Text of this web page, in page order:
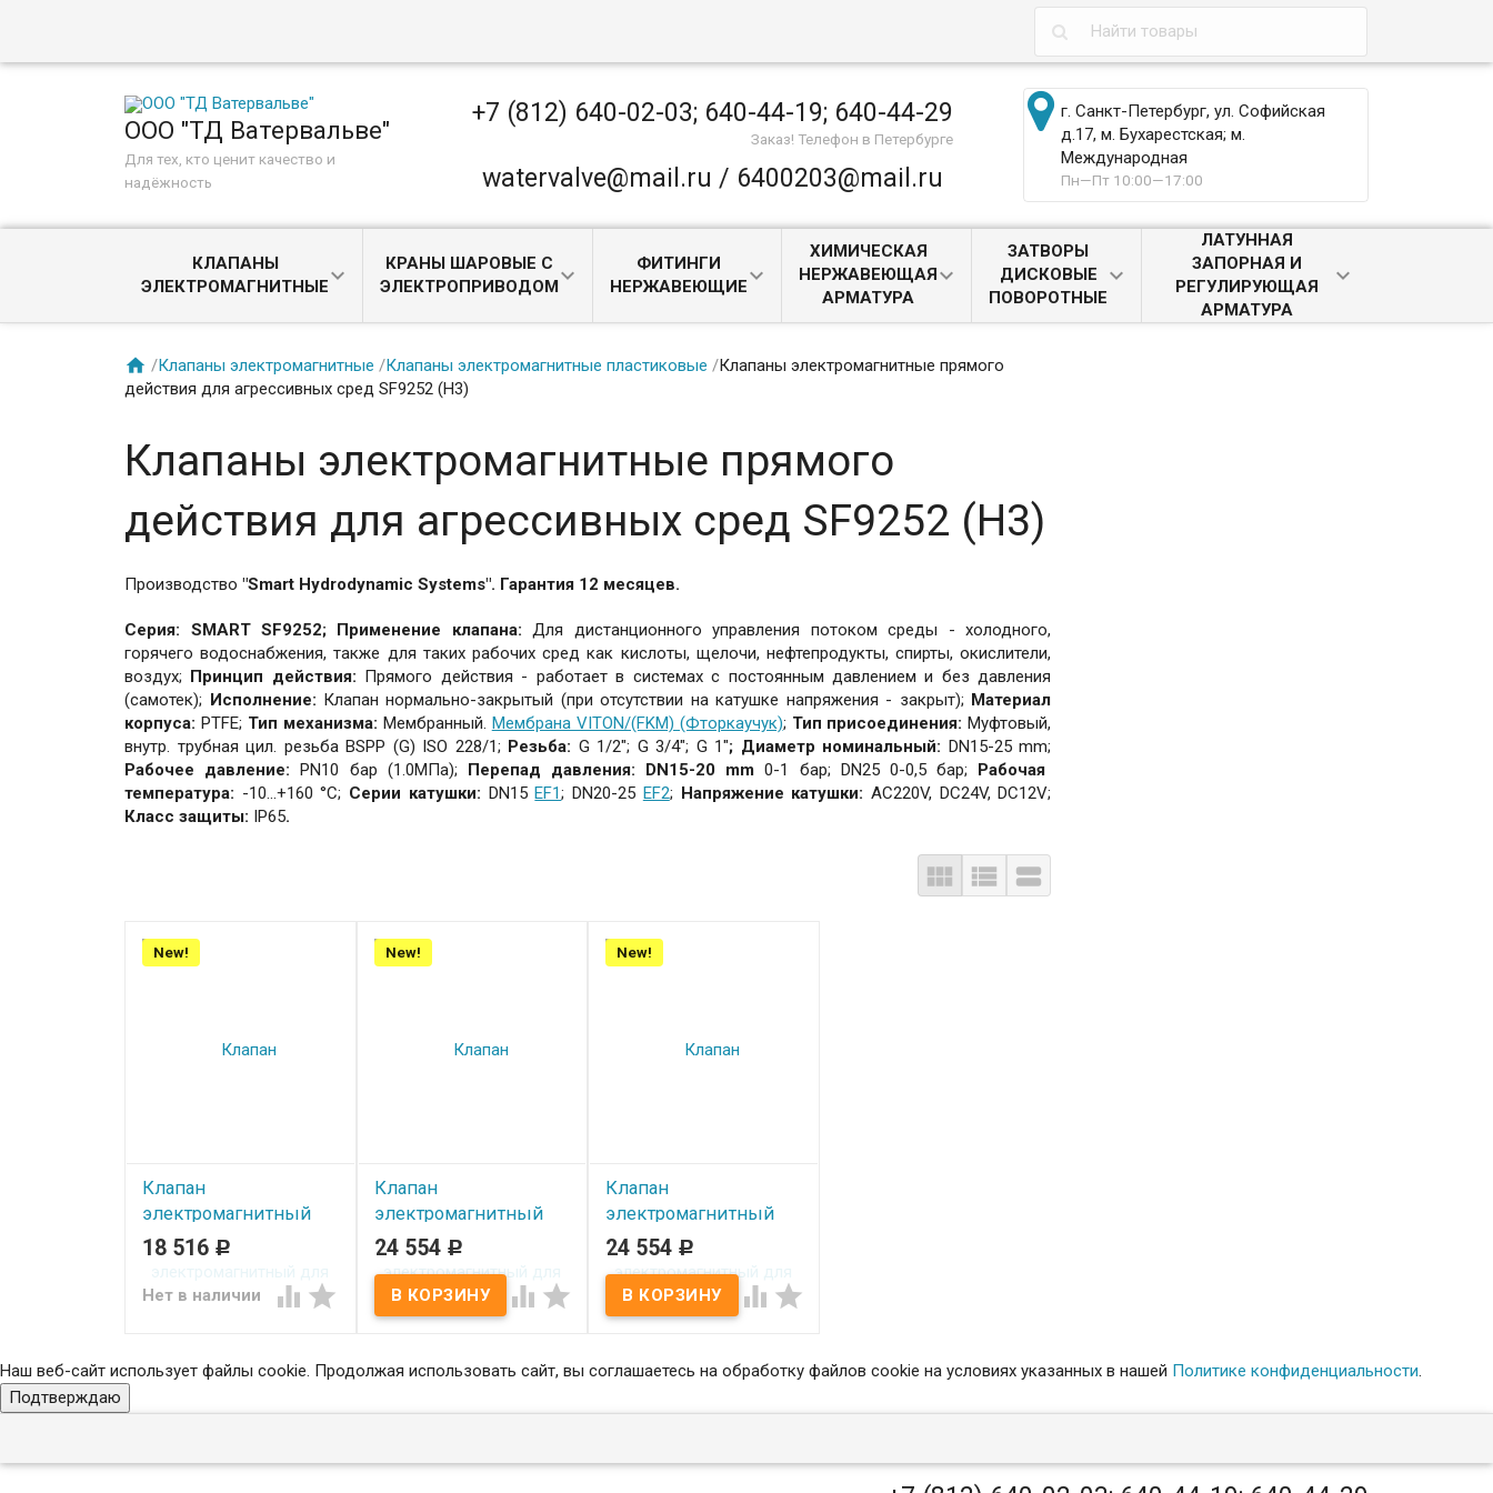
ООО "ТД Ватервальве"
Для тех, кто ценит качество и
надёжность
+7 (812) 640-02-03; 640-44-19; 640-44-29
Заказ! Телефон в Петербурге
watervalve@mail.ru / 6400203@mail.ru
г. Санкт-Петербург, ул. Софийская
д.17, м. Бухарестская; м.
Международная
Пн—Пт 10:00—17:00
КЛАПАНЫ
ЭЛЕКТРОМАГНИТНЫЕ
КРАНЫ ШАРОВЫЕ С
ЭЛЕКТРОПРИВОДОМ
ФИТИНГИ
НЕРЖАВЕЮЩИЕ
ХИМИЧЕСКАЯ
НЕРЖАВЕЮЩАЯ
АРМАТУРА
ЗАТВОРЫ
ДИСКОВЫЕ
ПОВОРОТНЫЕ
ЛАТУННАЯ
ЗАПОРНАЯ И
РЕГУЛИРУЮЩАЯ
АРМАТУРА
 /Клапаны электромагнитные /Клапаны электромагнитные пластиковые /Клапаны электромагнитные прямого
действия для агрессивных сред SF9252 (H3)
Клапаны электромагнитные прямого
действия для агрессивных сред SF9252 (H3)
Производство"Smart Hydrodynamic Systems". Гарантия 12 месяцев.
Серия: SMART SF9252; Применение клапана:Для дистанционного управления потоком среды - холодного,
горячего водоснабжения, также для таких рабочих сред как кислоты, щелочи, нефтепродукты, спирты, окислители,
воздух; Принцип действия: Прямого действия - работает в системах с постоянным давлением и без давления
(самотек); Исполнение: Клапан нормально-закрытый (при отсутствии на катушке напряжения - закрыт); Материал
корпуса: PTFE; Тип механизма: Мембранный. Мембрана VITON/(FKM) (Фторкаучук); Тип присоединения:Муфтовый,
внутр. трубная цил. резьба BSPP (G) ISO 228/1; Резьба: G 1/2"; G 3/4"; G 1"; Диаметр номинальный: DN15-25 mm;
Рабочее давление:PN10 бар (1.0МПа); Перепад давления: DN15-20 mm0-1 бар; DN25 0-0,5 бар; Рабочая
температура: -10...+160 °С; Серии катушки: DN15 EF1;DN20-25 EF2; Напряжение катушки: AC220V, DC24V, DC12V;
Класс защиты: IP65.
  
New!
Клапан
электромагнитный
для агрессивных
DN15 G1/2"
18 516 Р
Нет в наличии  
New!
Клапан
электромагнитный
для агрессивных
сред SMART SF92523
DN20 G3/4"
24 554 Р
 
New!
Клапан
электромагнитный
для агрессивных
сред SMART SF92524
DN25 G1"
24 554 Р
 
Наш веб-сайт использует файлы cookie. Продолжая использовать сайт, вы соглашаетесь на обработку файлов сookie на условиях указанных в нашей Политике конфиденциальности
Подтверждаю